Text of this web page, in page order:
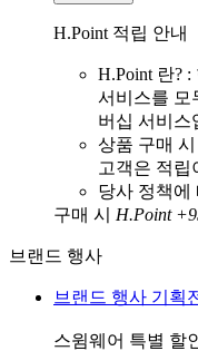
H.Point 적립 안내
H.Point 란?
서비스를 모
버십 서비스
상품 구매
고객은 적립
당사 정책에
구매 시 H.Point
브랜드 행사
브랜드 행사 기획
스윔웨어 특별 할